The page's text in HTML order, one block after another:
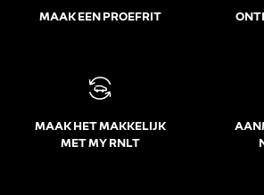
MAAK EEN PROEFRIT
MAAK HET MAKKELIJK
MET MY RNLT